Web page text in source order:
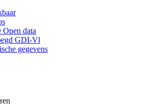
Open data
GDI-Vl
gegevens